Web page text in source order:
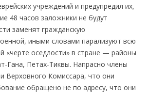
учреждений и предупредил их,
48 часов заложники не будут
заменят гражданскую
иными словами парализуют всю
«черте оседлости» в стране — районы
Гана, Петах-Тиквы. Напрасно члены
Верховного Комиссара, что они
обращено не по адресу, что они